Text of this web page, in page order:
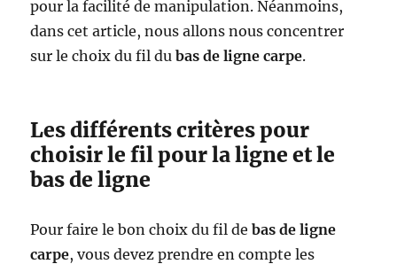
pour la facilité de manipulation. Néanmoins,
dans cet article, nous allons nous concentrer
sur le choix du fil dubas de ligne carpe.
Les différents critères pour
choisir le fil pour la ligne et le
bas de ligne
Pour faire le bon choix du fil debas de ligne
carpe, vous devez prendre en compte les